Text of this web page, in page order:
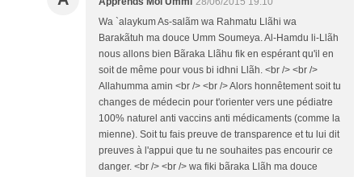
Wa `alaykum As-salãm wa Rahmatu Llãhi wa
Barakãtuh ma douce Umm Soumeya. Al-Hamdu li-Llãh
nous allons bien Bãraka Llãhu fik en espérant qu'il en
soit de même pour vous bi idhni Llãh. <br /> <br />
Allahumma amin <br /> <br /> Alors honnêtement soit tu
changes de médecin pour t'orienter vers une pédiatre
100% naturel anti vaccins anti médicaments (comme la
mienne). Soit tu fais preuve de transparence et tu lui dit
preuves à l'appui que tu ne souhaites pas encourir ce
danger. <br /> <br /> wa fiki bãraka Llãh ma douce